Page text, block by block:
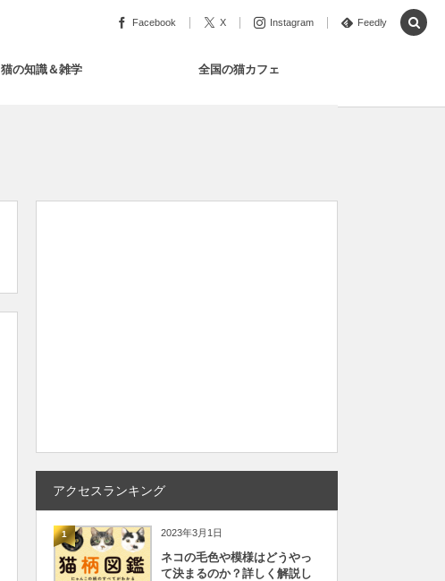
Facebook X Instagram Feedly
猫の知識＆雑学 全国の猫カフェ
アクセスランキング
1 2023年3月1日
ネコの毛色や模様はどうやっ
て決まるのか？詳しく解説し